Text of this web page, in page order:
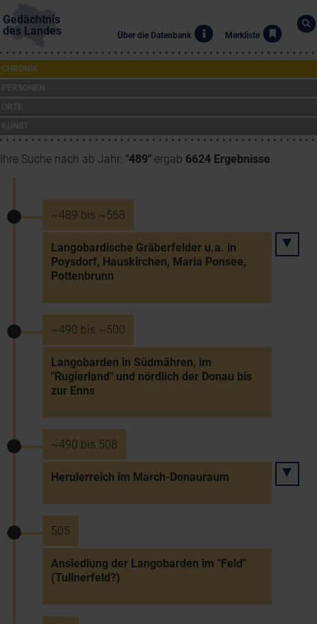
Gedächtnis
des Landes
Über die Datenbank Merkliste
CHRONIK
Ihre Suche nach ab Jahr: "489" ergab 6624 Ergebnisse.
~489 bis ~568
Langobardische Gräberfelder u.a. in
Poysdorf, Hauskirchen, Maria Ponsee,
Pottenbrunn
~490 bis ~500
Langobarden in Südmähren, im
"Rugierland" und nördlich der Donau bis
zur Enns
~490 bis 508
Herulerreich im March-Donauraum
505
Ansiedlung der Langobarden im "Feld"
(Tullnerfeld?)